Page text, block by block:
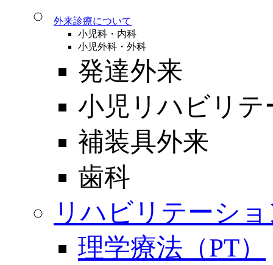
外来診療について
小児科・内科
小児外科・外科
発達外来
小児リハビリ
補装具外来
歯科
リハビリテーシ
理学療法（PT）